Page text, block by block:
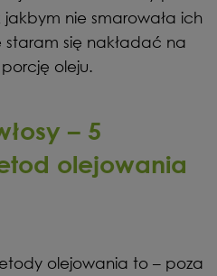
nie smarowała ich
staram się nakładać na
oleju.
– 5
olejowania
olejowania to – poza